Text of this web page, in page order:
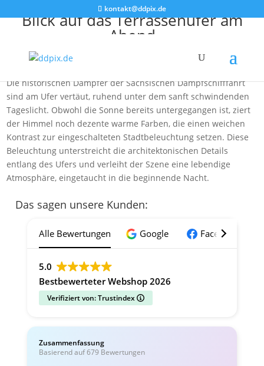
kontakt@ddpix.de
Blick auf das Terrassenufer am
Abend
Vom Standpunkt der Carolabrücke aus bietet das Bild einen
Die historischen Dampfer der Sächsischen Dampfschifffahrt
sind am Ufer vertäut, ruhend unter dem sanft schwindenden
Tageslicht. Obwohl die Sonne bereits untergegangen ist, ziert
der Himmel noch dezente warme Farben, die einen weichen
Kontrast zur eingeschalteten Stadtbeleuchtung setzen. Diese
Beleuchtung unterstreicht die architektonischen Details
entlang des Ufers und verleiht der Szene eine lebendige
Atmosphäre, eingetaucht in die beginnende Nacht.
Das sagen unsere Kunden:
Alle Bewertungen Google Facebook
5.0
Bestbewerteter Webshop 2026
Verifiziert von: Trustindex
Zusammenfassung
Basierend auf 679 Bewertungen